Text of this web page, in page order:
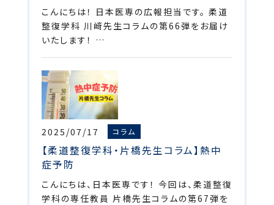
こんにちは！ 日本医専の広報担当です。 柔道
整復学科 川﨑先生コラムの第66弾をお届け
いたします！ …
2025/07/17 コラム
【柔道整復学科・片橋先生コラム】熱中
症予防
こんにちは、日本医専です！ 今回は、柔道整復
学科の専任教員 片橋先生コラムの第67弾を